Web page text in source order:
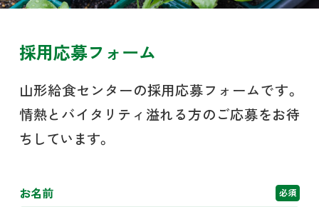
採用応募フォーム
山形給食センターの採用応募フォームです。
情熱とバイタリティ溢れる方のご応募をお待
ちしています。
お名前 必須